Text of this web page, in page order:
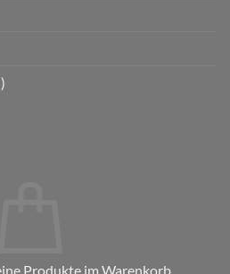
Produkte im Warenkorb.